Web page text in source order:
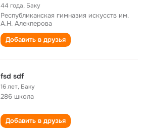
44 года, Баку
Республиканская гимназия искусств им.
А.Н. Алекперова
Добавить в друзья
fsd sdf
16 лет, Баку
286 школа
Добавить в друзья